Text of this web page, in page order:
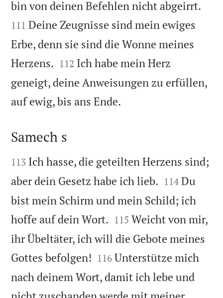
bin von deinen Befehlen nicht abgeirrt.
111 Deine Zeugnisse sind mein ewiges
Erbe, denn sie sind die Wonne meines
Herzens. 

112 Ich habe mein Herz
geneigt, deine Anweisungen zu erfüllen,
auf ewig, bis ans Ende.

Samech s

113 Ich hasse, die geteilten Herzens sind;
aber dein Gesetz habe ich lieb. 

114 Du
bist mein Schirm und mein Schild; ich
hoffe auf dein Wort. 

115 Weicht von mir,
ihr Übeltäter, ich will die Gebote meines
Gottes befolgen! 

116 Unterstütze mich
nach deinem Wort, damit ich lebe und